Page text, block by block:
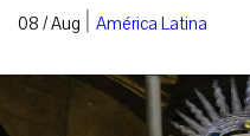
08 / Aug | América Latina